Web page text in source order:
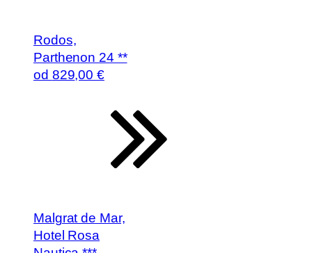
Rodos,
Parthenon 24 **
od 829,00 €
Malgrat de Mar,
Hotel Rosa